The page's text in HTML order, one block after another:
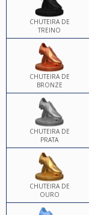
CHUTEIRA DE
TREINO
CHUTEIRA DE
BRONZE
CHUTEIRA DE
PRATA
CHUTEIRA DE
OURO